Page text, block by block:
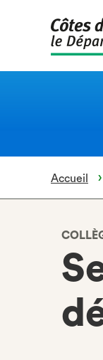
Accueil